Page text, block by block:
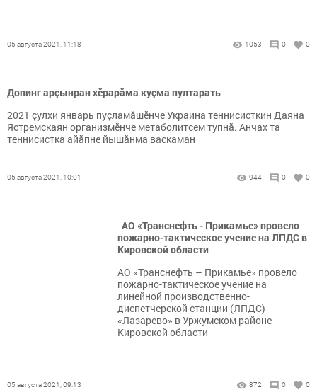
05 августа 2021, 11:18 1053 0 0
Допинг арҫынран хӗрарӑма куҫма пултарать
2021 ҫулхи январь пуҫламӑшӗнче Украина теннисисткин Даяна
Ястремскаян организмӗнче метаболитсем тупнӑ. Анчах та
теннисистка айӑпне йышӑнма васкаман
05 августа 2021, 10:01 944 0 0
АО «Транснефть - Прикамье» провело
пожарно-тактическое учение на ЛПДС в
Кировской области
АО «Транснефть – Прикамье» провело
пожарно-тактическое учение на
линейной производственно-
диспетчерской станции (ЛПДС)
«Лазарево» в Уржумском районе
Кировской области
05 августа 2021, 09:13 872 0 0